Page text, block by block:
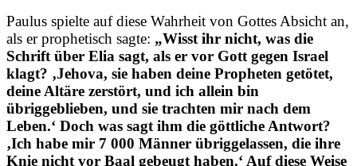
Paulus spielte auf diese Wahrheit von Gottes Absicht an,
als er prophetisch sagte: „Wisst ihr nicht, was die
Schrift über Elia sagt, als er vor Gott gegen Israel
klagt? ‚Jehova, sie haben deine Propheten getötet,
deine Altäre zerstört, und ich allein bin
übriggeblieben, und sie trachten mir nach dem
Leben.‘ Doch was sagt ihm die göttliche Antwort?
‚Ich habe mir 7 000 Männer übriggelassen, die ihre
Knie nicht vor Baal gebeugt haben.‘ Auf diese Weise